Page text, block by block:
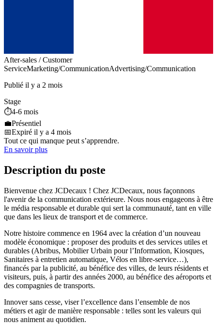
After-sales / Customer
ServiceMarketing/CommunicationAdvertising/Communication
Publié il y a 2 mois
Stage
⏱️4-6 mois
💼Présentiel
📅Expiré il y a 4 mois
Tout ce qui manque peut s’apprendre.
En savoir plus
Description du poste
Bienvenue chez JCDecaux ! Chez JCDecaux, nous façonnons
l'avenir de la communication extérieure. Nous nous engageons à être
le média responsable et durable qui sert la communauté, tant en ville
que dans les lieux de transport et de commerce.
Notre histoire commence en 1964 avec la création d’un nouveau
modèle économique : proposer des produits et des services utiles et
durables (Abribus, Mobilier Urbain pour l’Information, Kiosques,
Sanitaires à entretien automatique, Vélos en libre-service…),
financés par la publicité, au bénéfice des villes, de leurs résidents et
visiteurs, puis, à partir des années 2000, au bénéfice des aéroports et
des compagnies de transports.
Innover sans cesse, viser l’excellence dans l’ensemble de nos
métiers et agir de manière responsable : telles sont les valeurs qui
nous animent au quotidien.